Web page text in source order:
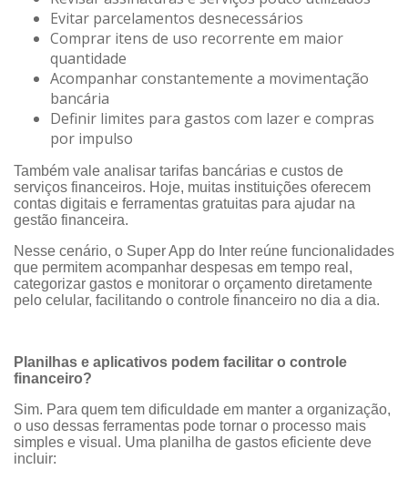
Evitar parcelamentos desnecessários
Comprar itens de uso recorrente em maior
quantidade
Acompanhar constantemente a movimentação
bancária
Definir limites para gastos com lazer e compras
por impulso
Também vale analisar tarifas bancárias e custos de
serviços financeiros. Hoje, muitas instituições oferecem
contas digitais e ferramentas gratuitas para ajudar na
gestão financeira.
Nesse cenário, o Super App do Inter reúne funcionalidades
que permitem acompanhar despesas em tempo real,
categorizar gastos e monitorar o orçamento diretamente
pelo celular, facilitando o controle financeiro no dia a dia.
Planilhas e aplicativos podem facilitar o controle
financeiro?
Sim. Para quem tem dificuldade em manter a organização,
o uso dessas ferramentas pode tornar o processo mais
simples e visual. Uma planilha de gastos eficiente deve
incluir: